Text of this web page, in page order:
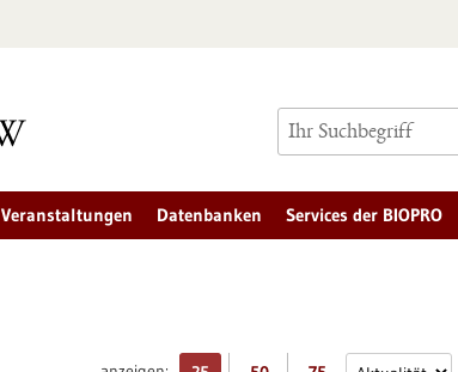
Veranstaltungen Datenbanken Services der BIOPRO